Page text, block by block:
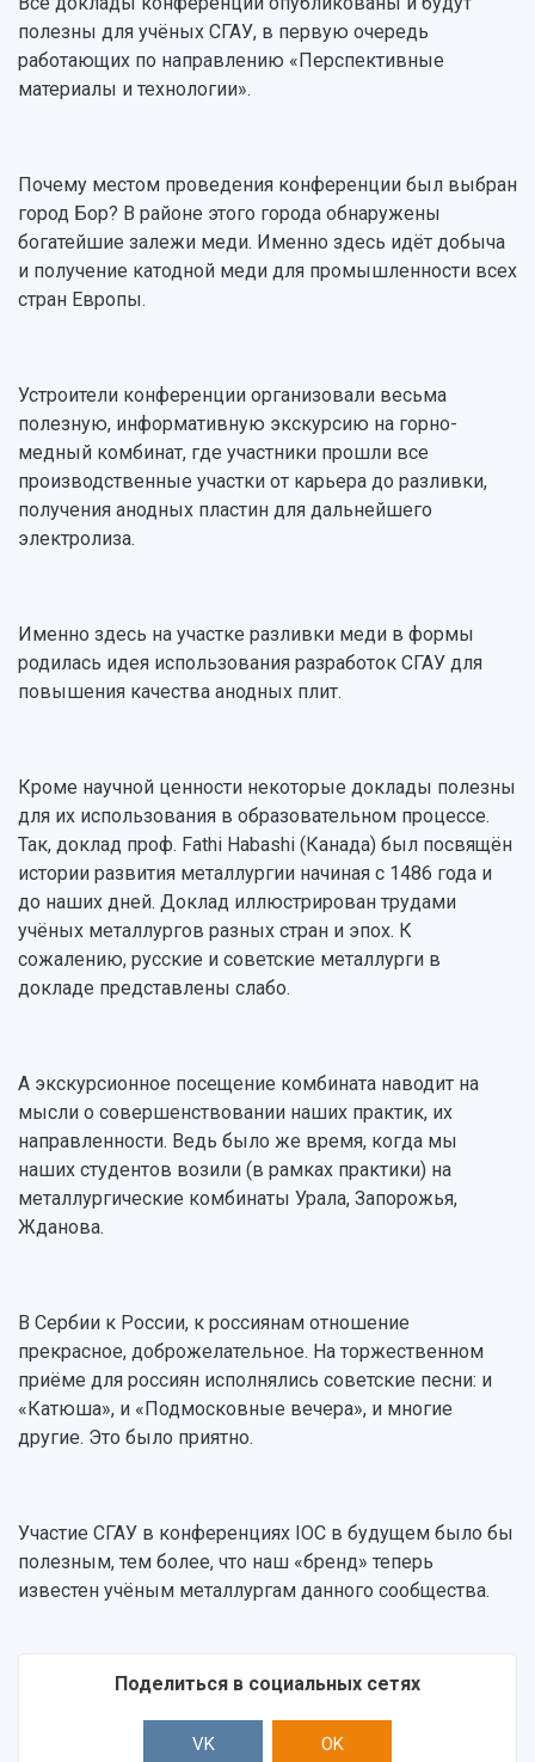
полезны для учёных СГАУ, в первую очередь
работающих по направлению «Перспективные
материалы и технологии».
Почему местом проведения конференции был выбран
город Бор? В районе этого города обнаружены
богатейшие залежи меди. Именно здесь идёт добыча
и получение катодной меди для промышленности всех
стран Европы.
Устроители конференции организовали весьма
полезную, информативную экскурсию на горно-
медный комбинат, где участники прошли все
производственные участки от карьера до разливки,
получения анодных пластин для дальнейшего
электролиза.
Именно здесь на участке разливки меди в формы
родилась идея использования разработок СГАУ для
повышения качества анодных плит.
Кроме научной ценности некоторые доклады полезны
для их использования в образовательном процессе.
Так, доклад проф. Fathi Habashi (Канада) был посвящён
истории развития металлургии начиная с 1486 года и
до наших дней. Доклад иллюстрирован трудами
учёных металлургов разных стран и эпох. К
сожалению, русские и советские металлурги в
докладе представлены слабо.
А экскурсионное посещение комбината наводит на
мысли о совершенствовании наших практик, их
направленности. Ведь было же время, когда мы
наших студентов возили (в рамках практики) на
металлургические комбинаты Урала, Запорожья,
Жданова.
В Сербии к России, к россиянам отношение
прекрасное, доброжелательное. На торжественном
приёме для россиян исполнялись советские песни: и
«Катюша», и «Подмосковные вечера», и многие
другие. Это было приятно.
Участие СГАУ в конференциях IOC в будущем было бы
полезным, тем более, что наш «бренд» теперь
известен учёным металлургам данного сообщества.
Поделиться в социальных сетях
VK OK